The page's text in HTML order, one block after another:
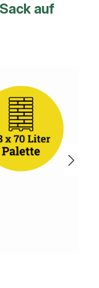
auf